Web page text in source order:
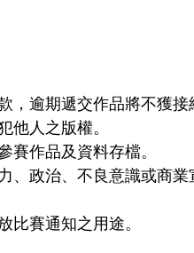
，逾期遞交作品將不獲接
他人之版權。
賽作品及資料存檔。
、政治、不良意識或商
比賽通知之用途。